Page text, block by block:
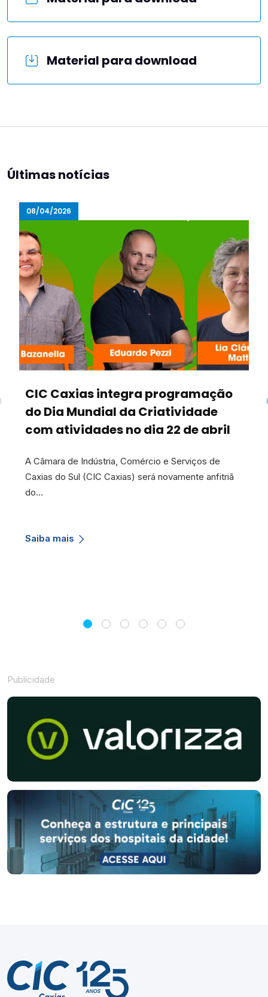
Material para download
Últimas notícias
08/04/2026
CIC Caxias integra programação
do Dia Mundial da Criatividade
com atividades no dia 22 de abril
A Câmara de Indústria, Comércio e Serviços de
Caxias do Sul (CIC Caxias) será novamente anfitriã
do…
Saiba mais
Publicidade